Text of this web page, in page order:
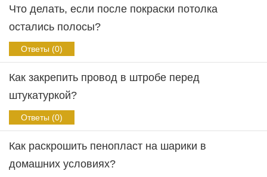
Что делать, если после покраски потолка
остались полосы?
Ответы (0)
Как закрепить провод в штробе перед
штукатуркой?
Ответы (0)
Как раскрошить пенопласт на шарики в
домашних условиях?